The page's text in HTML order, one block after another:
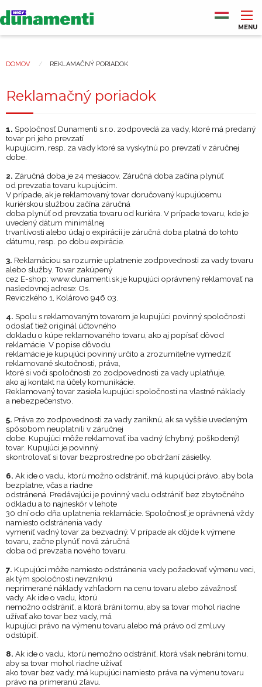
na
hlavný
navigation
MENU
sa
tu
DOMOV REKLAMAČNÝ PORIADOK
Reklamačný poriadok
1. Spoločnosť Dunamenti s.r.o. zodpovedá za vady, ktoré má predaný
tovar pri jeho prevzatí
kupujúcim, resp. za vady ktoré sa vyskytnú po prevzatí v záručnej
dobe.
2. Záručná doba je 24 mesiacov. Záručná doba začína plynúť
od prevzatia tovaru kupujúcim.
V prípade, ak je reklamovaný tovar doručovaný kupujúcemu
kuriérskou službou začína záručná
doba plynúť od prevzatia tovaru od kuriéra. V prípadetovaru , kde je
uvedený dátum minimálnej
trvanlivosti alebo údaj o expirácii je záručná doba platná do tohto
dátumu, resp po dobu expirácie.
3. Reklamáciou sa rozumie uplatnenie zodpovednosti za vady tovaru
alebo služby. Tovar zakúpený
cez E-shop: www.dunamenti .sk je kupujúci oprávnený reklamovať na
nasledovnej adrese: Os.
Reviczkého 1 Kolárovo 946 03
4. Spolu s reklamovaným tovarom je kupujúci povinný spoločnosti
odoslať tiež originál účtovného
dokladu o kúpe reklamovaného tovaru, ako aj popísať dôvod
reklamácie. V popise dôvodu
reklamácie je kupujúci povinný určito a zrozumiteľne vymedziť
reklamované skutočnosti, práva,
ktoré si voči spoločnosti zo zodpovednosti za vady uplatňuje,
ako aj kontakt na účely komunikácie.
Reklamovaný tovar zasiela kupujúci spoločnosti na vlastné náklady
a nebezpečenstvo.
5. Práva zo zodpovednosti za vady zaniknú, ak sa vyššie uvedeným
spôsobom neuplatnili v záručnej
dobe. Kupujúci môže reklamovať iba vadný (chybný, poškodený)
tovar Kupujúci je povinný
skontrolovať si tovar bezprostredne po obdržaní zásielky.
6. Ak ide o vadu, ktorú možno odstrániť, má kupujúci právo, aby bola
bezplatne, včas a riadne
odstránená. Predávajúci je povinný vadu odstrániť bez zbytočného
odkladu a to najneskôr v lehote
30 dní odo dňa uplatnenia reklamácie. Spoločnosť je oprávnená vždy
namiesto odstránenia vady
vymeniť vadný tovar za bezvadný. V prípade ak dôjde k výmene
tovaru, začne plynúť nová záručná
doba od prevzatia nového tovaru.
7. Kupujúci môže namiesto odstránenia vady požadovať výmenu veci,
ak tým spoločnosti nevzniknú
neprimerané náklady vzhľadom na cenu tovaru alebo závažnosť
vady. Ak ide o vadu, ktorú
nemožno odstrániť, a ktorá bráni tomu, aby sa tovar mohol riadne
užívať ako tovar bez vady, má
kupujúci právo na výmenu tovaru alebo má právo od zmluvy
odstúpiť.
8. Ak ide o vadu, ktorú nemožno odstrániť, ktorá však nebráni tomu,
aby sa tovar mohol riadne užívať
ako tovar bez vady, má kupujúci namiesto práva na výmenu tovaru
právo na primeranú zľavu.